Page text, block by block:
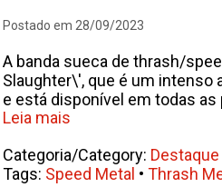
Postado em 28/09/2023
A banda sueca de thrash/
Slaughter\', que é um intenso
e está disponível em todas
Leia mais
Categoria/Category: Destaque
Tags: Speed Metal • Thrash